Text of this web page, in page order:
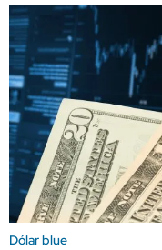
Dólar blue